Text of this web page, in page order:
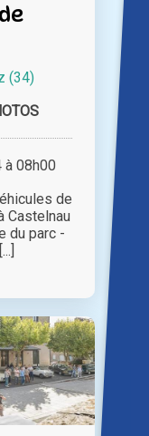
(34)
à 08h00
de
Castelnau
du parc -